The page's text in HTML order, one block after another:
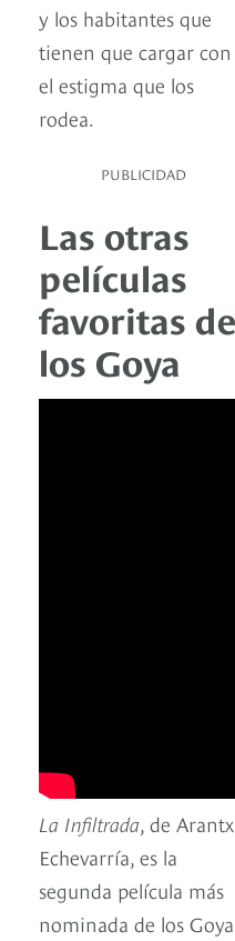
y los habitantes que
tienen que cargar con
el estigma que los
rodea.
PUBLICIDAD
Las otras
películas
favoritas de
los Goya
La Infiltrada, de
Echevarría, es la
segunda película más
nominada de los Goya